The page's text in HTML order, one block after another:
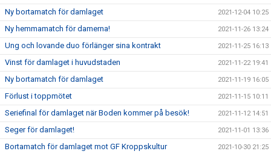
Ny bortamatch för damlaget 2021-12-04 10:25
Ny hemmamatch för damerna! 2021-11-26 13:24
Ung och lovande duo förlänger sina kontrakt 2021-11-25 16:13
Vinst för damlaget i huvudstaden 2021-11-22 19:41
Ny bortamatch för damlaget 2021-11-19 16:05
Förlust i toppmötet 2021-11-15 10:11
Seriefinal för damlaget när Boden kommer på besök! 2021-11-12 14:51
Seger för damlaget! 2021-11-01 13:36
Bortamatch för damlaget mot GF Kroppskultur 2021-10-30 21:25